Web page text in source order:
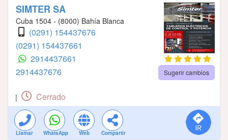
SIMTER SA
Cuba 1504 - (8000) Bahía Blanca
(0291) 154437676
(0291) 154437661
2914437661
2914437676
Sugerir cambios
| Cerrado
Llamar WhatsApp Web Compartir